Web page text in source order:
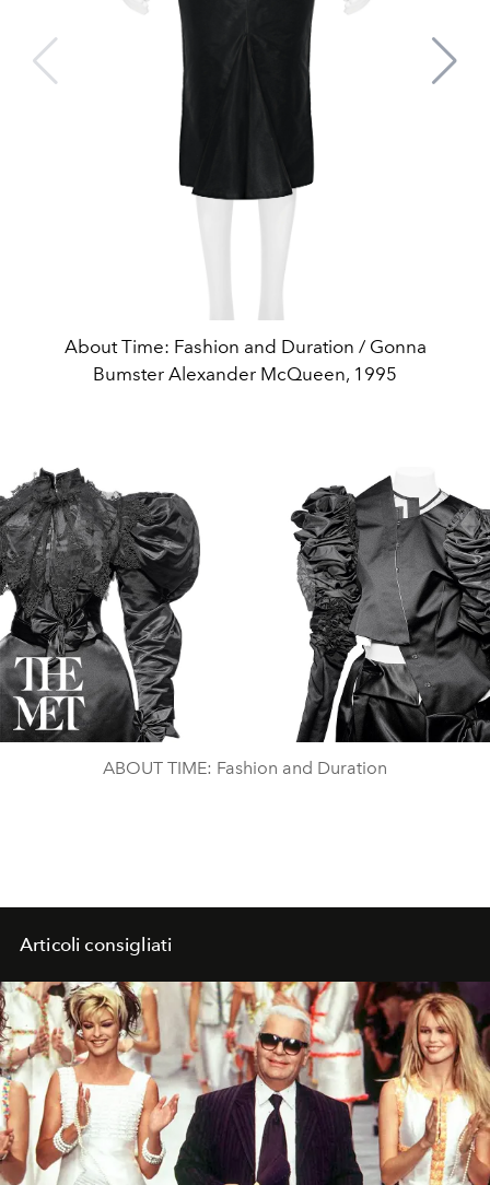
About Time: Fashion and Duration / Gonna
Bumster Alexander McQueen, 1995
Play
Video
ABOUT TIME: Fashion and Duration
Articoli consigliati